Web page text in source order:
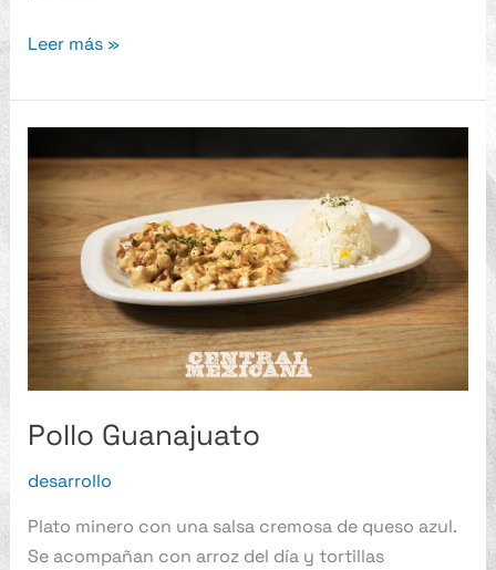
Leer más »
Pollo Guanajuato
desarrollo
Plato minero con una salsa cremosa de queso azul.
Se acompañan con arroz del día y tortillas
Guanajuato